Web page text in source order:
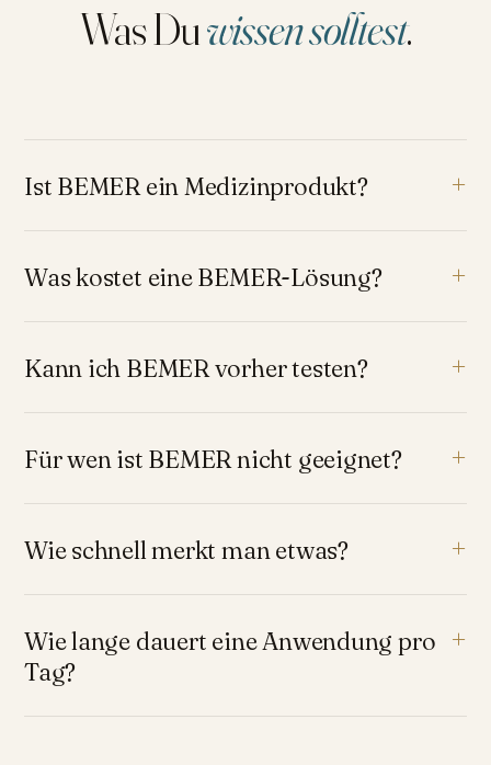
Was Duwissen solltest.
Ist BEMER ein Medizinprodukt?
Was kostet eine BEMER-Lösung?
Kann ich BEMER vorher testen?
Für wen ist BEMER nicht geeignet?
Wie schnell merkt man etwas?
Wie lange dauert eine Anwendung pro
Tag?